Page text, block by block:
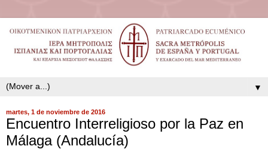
▼
martes, 1 de noviembre de 2016
Encuentro Interreligioso por la Paz en
Málaga (Andalucía)